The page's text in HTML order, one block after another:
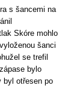
s šancemi na
Skóre mohlo
šanci
se trefil
bylo
byl otřesen po